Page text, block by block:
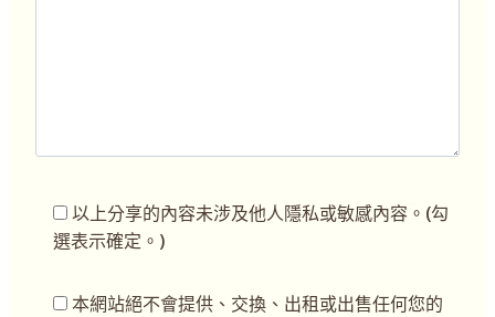
以上分享的內容未涉及他人隱私或敏感內容。(勾
選表示確定。)
本網站絕不會提供、交換、出租或出售任何您的